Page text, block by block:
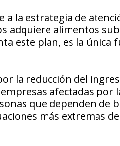
la estrategia de
adquiere alimentos
este plan, es la única
la reducción del
afectadas por
que dependen de
más extremas